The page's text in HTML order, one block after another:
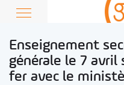
Enseignement
générale le 7 avril
fer avec le